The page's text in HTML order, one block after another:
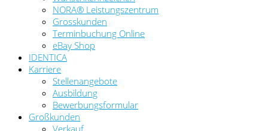
NORA® Leistungszentrum
Grosskunden
Terminbuchung Online
eBay Shop
IDENTICA
Karriere
Stellenangebote
Ausbildung
Bewerbungsformular
Großkunden
Verkauf